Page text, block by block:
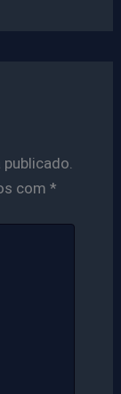
publicado.
com *